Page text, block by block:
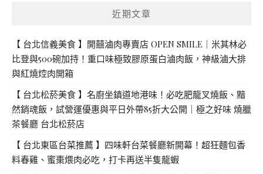
近期文章
【 台北信義美食 】開囍滷肉專賣店 OPEN SMILE｜米其林必
比登與500碗加持！重口味極致膠原蛋白滷肉飯，神級滷大排
與紅燒焢肉開箱
【 台北松菸美食 】名廚坐鎮道地港味！必吃肥龍叉燒飯、黯
然銷魂飯，試營運優惠與平日外帶85折大公開｜極之好味 燒臘
茶餐廳 台北松菸店
【 台北東區台菜推薦 】四味軒台菜餐廳新開幕！超狂麵包香
料春雞、蜜棗煨肉必吃，打卡再送半隻龍蝦